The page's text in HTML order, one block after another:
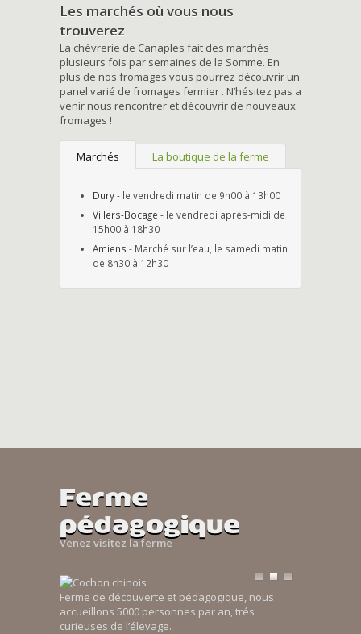
Les marchés où vous nous
trouverez
La chèvrerie de Canaples fait des marchés
plusieurs fois par semaines de la Somme. En
plus de nos fromages vous pourrez découvrir un
panel varié de fromages fermier . N’hésitez pas a
venir nous rencontrer et découvrir de nouveaux
fromages !
Marchés La boutique de la ferme
Dury- le vendredi matin de 9h00 à 13h00
Villers-Bocage - le vendredi après-midi de
15h00 à 18h30
Amiens - Marché sur l’eau, le samedi matin
de 8h30 à 12h30
Ferme
pédagogique
Venez visitez la ferme
Ferme de découverte et pédagogique, nous
accueillons 5000 personnes par an, trés
curieuses de l’élevage.